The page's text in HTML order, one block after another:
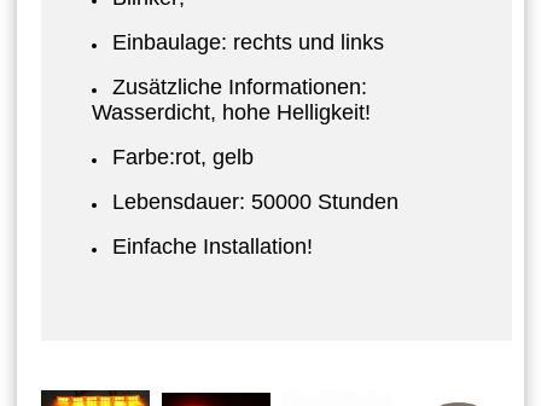
Einbaulage: rechts und links
Zusätzliche Informationen:
Wasserdicht, hohe Helligkeit!
Farbe:rot, gelb
Lebensdauer: 50000 Stunden
Einfache Installation!